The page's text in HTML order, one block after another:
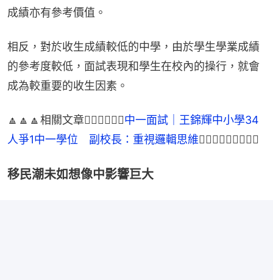
成績亦有參考價值。
相反，對於收生成績較低的中學，由於學生學業成績
的參考度較低，面試表現和學生在校內的操行，就會
成為較重要的收生因素。
🔼🔼🔼相關文章👉🏻👉🏻👉🏻中一面試｜王錦輝中小學34
人爭1中一學位　副校長：重視邏輯思維👈🏻👈🏻👈🏻🔼🔼🔼
移民潮未如想像中影響巨大